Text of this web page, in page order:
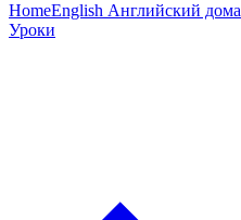
HomeEnglish Английский дома
Уроки